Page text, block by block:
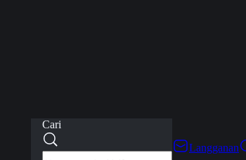
Cari
Langganan